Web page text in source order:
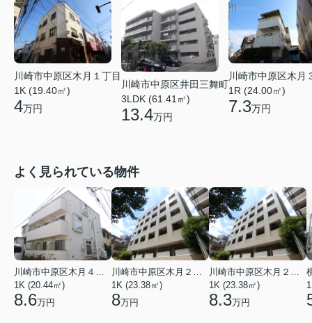
川崎市中原区木月１丁目
1K (19.40㎡)
4万円
川崎市中原区井田三舞町
3LDK (61.41㎡)
13.4万円
川崎市中原区木月
1R (24.00㎡)
7.3万円
よく見られている物件
川崎市中原区木月４丁目
1K (20.44㎡)
8.6万円
川崎市中原区木月２丁目
1K (23.38㎡)
8万円
川崎市中原区木月２丁目
1K (23.38㎡)
8.3万円